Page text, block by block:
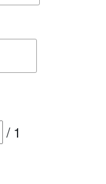
警报
/ 1